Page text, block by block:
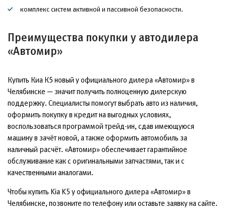
комплекс систем активной и пассивной безопасности.
Преимущества покупки у автодилера
«Автомир»
Купить Киа К5 новый у официального дилера «Автомир» в
Челябинске — значит получить полноценную дилерскую
поддержку. Специалисты помогут выбрать авто из наличия,
оформить покупку в кредит на выгодных условиях,
воспользоваться программой трейд-ин, сдав имеющуюся
машину в зачёт новой, а также оформить автомобиль за
наличный расчёт. «Автомир» обеспечивает гарантийное
обслуживание как с оригинальными запчастями, так и с
качественными аналогами.
Чтобы купить Kia K5 у официального дилера «Автомир» в
Челябинске, позвоните по телефону или оставьте заявку на сайте.